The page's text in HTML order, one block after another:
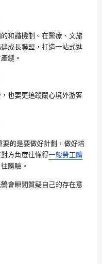
和諧機制。在醫療、文旅
成長聯盟，打造一站式進
鏈。
也要更追蹤關心境外游客
的是要做好計劃，做好培
方角度往懂得一般勞工體
體驗。
會瞬間質疑自己的存在意